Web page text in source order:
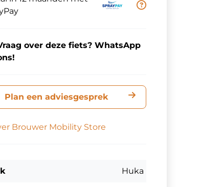
over deze fiets? WhatsApp
Plan een adviesgesprek
Brouwer Mobility Store
Huka